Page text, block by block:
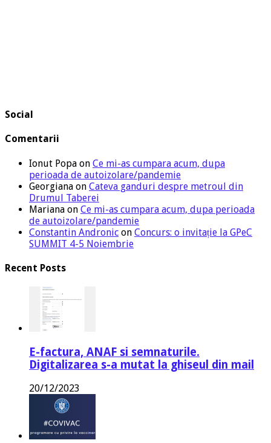
Social
Comentarii
Ionut Popa on Ce mi-as cumpara acum, dupa
perioada de autoizolare/pandemie
Georgiana on Cateva ganduri despre metroul din
Drumul Taberei
Mariana on Ce mi-as cumpara acum, dupa perioada
de autoizolare/pandemie
Constantin Andronic on Concurs: o invitație la GPeC
SUMMIT 4-5 Noiembrie
Recent Posts
E-factura, ANAF si semnaturile.
Digitalizarea s-a mutat la ghiseul din mail
20/12/2023